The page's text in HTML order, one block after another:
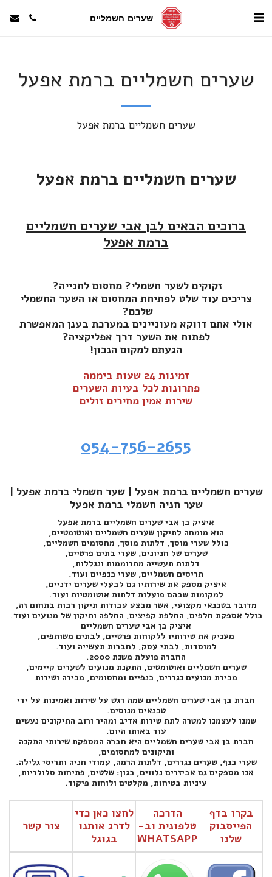
שערים חשמליים
שערים חשמליים ברמת אפעל
שערים חשמליים ברמת אפעל
שערים חשמליים ברמת אפעל
ברוכים הבאים לבן אבי שערים חשמליים
ברמת אפעל
זקוקים לשער חשמלי? מחסום לחנייה?
צריכים עוד שלט לפתיחת המחסום או השער החשמלי
שלכם?
אולי אתם דווקא מעוניינים במערכת בענן המאפשרת
לפתוח את השער דרך אפליקציה?
הגעתם למקום הנכון!
זמינות 24 שעות ביממה
פתרונות לכל בעיות השערים
שירות אמין מחירים זולים
054-756-2655
שערים חשמליים ברמת אפעל | שער חשמלי ברמת אפעל |
שער חניה חשמלי ברמת אפעל
איציק בן אבי שערים חשמליים ברמת אפעל
הוא מומחה לתיקון שערים חשמליים ואוטומטיים,
כולל שערי מוסך, דלתות מוסך, מחסומים חשמליים,
שערים של חניונים, שערי בתים פרטיים,
דלתות תעשייה מתרוממות ונגללות,
תריסים חשמליים, שערי כנפיים ועוד.
איציק מספק את שירותיו גם לבעלי שערים ידניים,
למקומות שבהם פועלות דלתות אוטומטיות ועוד.
מדובר בטכנאי מקצועי, אשר מבצע עבודות תיקון רבות בתחום זה,
כולל אספקת חלפים, החלפת קפיצים, החלפה ותיקון של מנועים ועוד.
איציק בן אבי שערים חשמליים
מעניק את שירותיו ללקוחות פרטיים, לבתים משותפים,
למוסדות, לבתי עסק, לחברות תעשייה ועוד.
החברה פועלת משנת 2000.
שערים חשמליים ואוטומטים, התקנת מנועים לשערים קיימים,
מכירת מנועים נגררים, כנפיים ומחסומים, מכירה ושירות
חברת בן אבי שערים חשמליים שמה דגש על שירות ואמינות על ידי
טכנאים מנוסים.
שמנו לעצמנו למטרה לתת שירות אדיב ומהיר ורוב התיקונים נעשים
עוד באותו היום.
חברת בן אבי שערים חשמליים היא חברה המספקת שירותי התקנה
ותיקונים למחסומים,
שערי כנף, שערים נגררים, דלתות הרמה, עמודי חניה ותריסי גלילה.
אנו מספקים גם אביזרים נלווים, כגון: שלטים, פתיחות סלולריות,
עיניות בטיחות, מקלטים ולוחות פיקוד.
בקרו בדף
הפייסבוק
שלנו
הדרכה
טלפונית וב-
WHATSAPP
לחצו כאן כדי
לדרג אותנו
בגוגל
צור קשר